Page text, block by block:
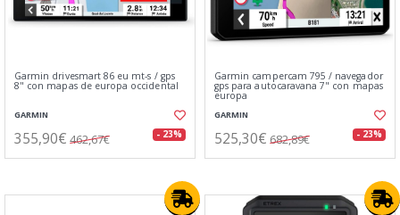
Garmin drivesmart 86 eu mt-s / gps
8" con mapas de europa occidental
GARMIN
355,90€ 462,67€ - 23%
Garmin campercam 795 / navegador
gps para autocaravana 7" con mapas
europa
GARMIN
525,30€ 682,89€ - 23%